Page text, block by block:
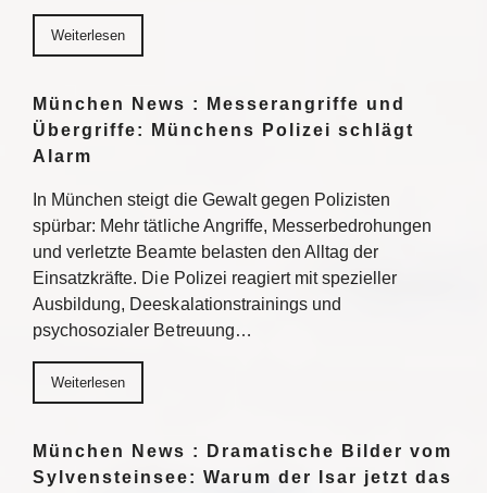
Weiterlesen
München News : Messerangriffe und
Übergriffe: Münchens Polizei schlägt
Alarm
In München steigt die Gewalt gegen Polizisten
spürbar: Mehr tätliche Angriffe, Messerbedrohungen
und verletzte Beamte belasten den Alltag der
Einsatzkräfte. Die Polizei reagiert mit spezieller
Ausbildung, Deeskalationstrainings und
psychosozialer Betreuung…
Weiterlesen
München News : Dramatische Bilder vom
Sylvensteinsee: Warum der Isar jetzt das